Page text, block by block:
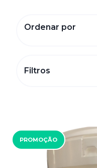
Filtros
Ordenar por
PROMOÇÃO